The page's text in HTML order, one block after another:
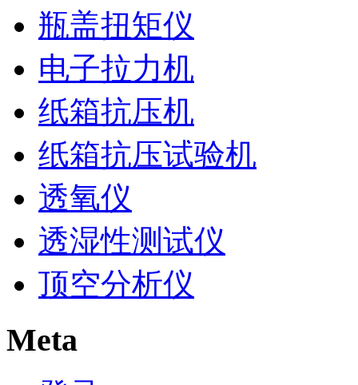
瓶盖扭矩仪
电子拉力机
纸箱抗压机
纸箱抗压试验机
透氧仪
透湿性测试仪
顶空分析仪
Meta